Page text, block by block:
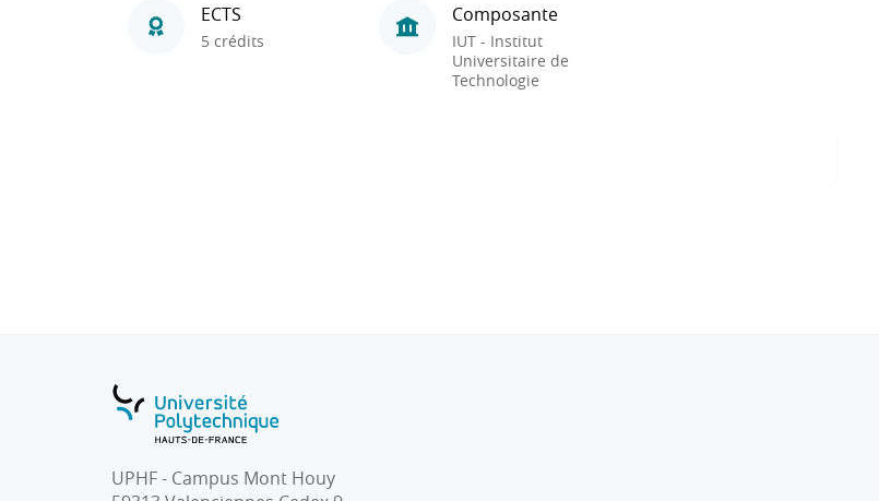
ECTS
5 crédits
Composante
IUT - Institut
Universitaire de
Technologie
UPHF - Campus Mont Houy